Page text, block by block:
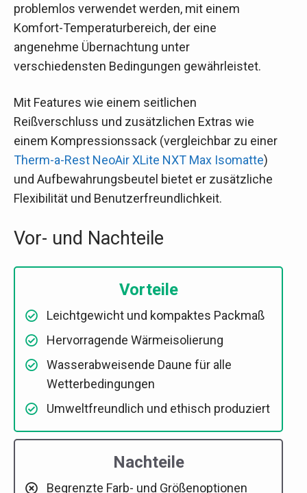
problemlos verwendet werden, mit einem
Komfort-Temperaturbereich, der eine
angenehme Übernachtung unter
verschiedensten Bedingungen gewährleistet.
Mit Features wie einem seitlichen
Reißverschluss und zusätzlichen Extras wie
einem Kompressionssack (vergleichbar zu einer
Therm-a-Rest NeoAir XLite NXT Max Isomatte)
und Aufbewahrungsbeutel bietet er zusätzliche
Flexibilität und Benutzerfreundlichkeit.
Vor- und Nachteile
Vorteile
Leichtgewicht und kompaktes Packmaß
Hervorragende Wärmeisolierung
Wasserabweisende Daune für alle
Wetterbedingungen
Umweltfreundlich und ethisch produziert
Nachteile
Begrenzte Farb- und Größenoptionen